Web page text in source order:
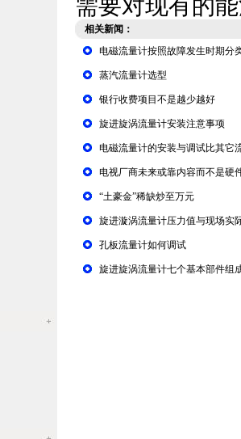
需要对现有的
相关新闻：
电磁流量计按照故障发生时期分
蒸汽流量计选型
银行收费项目不是越少越好
旋进旋涡流量计安装注意事项
电磁流量计的安装与调试比其它
电视厂商未来或靠内容而不是硬
“土豪金”稀缺炒至万元
旋进漩涡流量计压力值与现场实
孔板流量计如何调试
旋进旋涡流量计七个基本部件组